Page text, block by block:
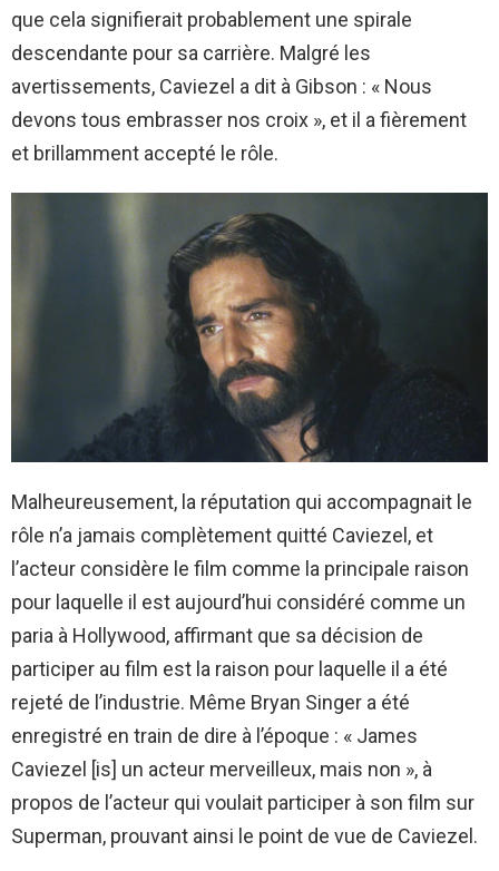
que cela signifierait probablement une spirale
descendante pour sa carrière. Malgré les
avertissements, Caviezel a dit à Gibson : « Nous
devons tous embrasser nos croix », et il a fièrement
et brillamment accepté le rôle.
Malheureusement, la réputation qui accompagnait le
rôle n’a jamais complètement quitté Caviezel, et
l’acteur considère le film comme la principale raison
pour laquelle il est aujourd’hui considéré comme un
paria à Hollywood, affirmant que sa décision de
participer au film est la raison pour laquelle il a été
rejeté de l’industrie. Même Bryan Singer a été
enregistré en train de dire à l’époque : « James
Caviezel [is] un acteur merveilleux, mais non », à
propos de l’acteur qui voulait participer à son film sur
Superman, prouvant ainsi le point de vue de Caviezel.